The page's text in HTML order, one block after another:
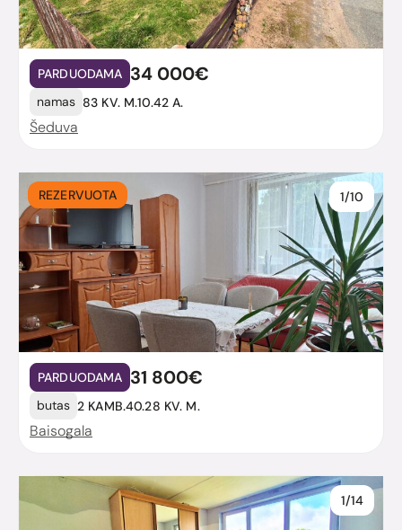
PARDUODAMA 34 000€
namas 83 KV. M.10.42 A.
Šeduva
REZERVUOTA 1/10
PARDUODAMA 31 800€
butas 2 KAMB.40.28 KV. M.
Baisogala
1/14